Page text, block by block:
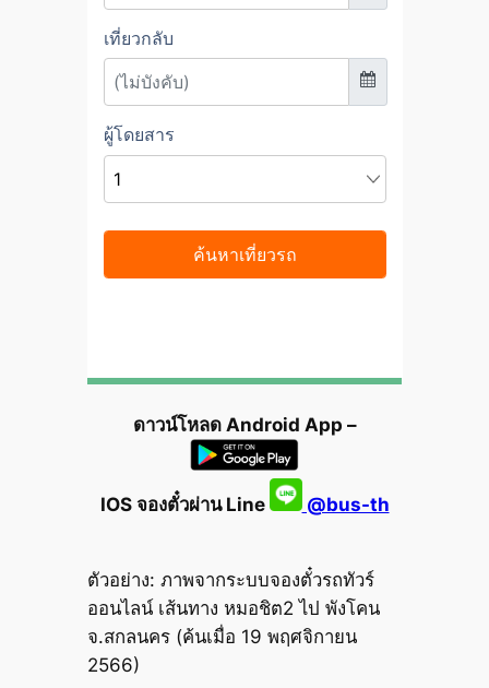
ดาวน์โหลด Android App –
IOS จองตั๋วผ่าน Line @bus-th
ตัวอย่าง: ภาพจากระบบจองตั๋วรถทัวร์
ออนไลน์ เส้นทาง หมอชิต2 ไป พังโคน
จ.สกลนคร (ค้นเมื่อ 19 พฤศจิกายน
2566)